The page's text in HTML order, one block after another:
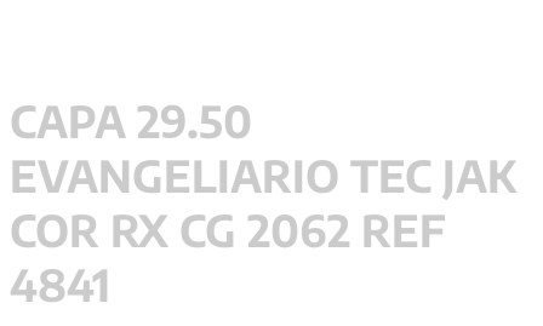
CAPA 29.50
EVANGELIARIO TEC JAK
COR RX CG 2062 REF
4841
4º jung
5 º byung chul han
6º pré venda
7º biblia
8º anselm grun